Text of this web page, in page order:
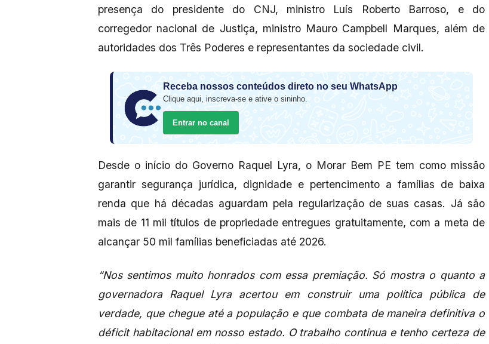
presença do presidente do CNJ, ministro Luís Roberto Barroso, e do
corregedor nacional de Justiça, ministro Mauro Campbell Marques, além de
autoridades dos Três Poderes e representantes da sociedade civil.
Receba nossos conteúdos direto no seu WhatsApp
Clique aqui, inscreva-se e ative o sininho.
Entrar no canal
Desde o início do Governo Raquel Lyra, o Morar Bem PE tem como missão
garantir segurança jurídica, dignidade e pertencimento a famílias de baixa
renda que há décadas aguardam pela regularização de suas casas. Já são
mais de 11 mil títulos de propriedade entregues gratuitamente, com a meta de
alcançar 50 mil famílias beneficiadas até 2026.
“Nos sentimos muito honrados com essa premiação. Só mostra o quanto a
governadora Raquel Lyra acertou em construir uma política pública de
verdade, que chegue até a população e que combata de maneira definitiva o
déficit habitacional em nosso estado. O trabalho continua e tenho certeza de